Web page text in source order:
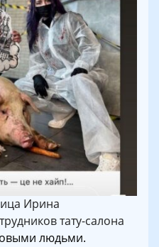
Ирина
тату-салона
людьми.